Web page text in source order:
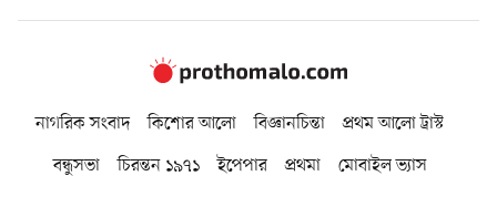
নাগরিক সংবাদ কিশোর আলো বিজ্ঞানচিন্তা
প্রথম আলো ট্রাস্ট
বন্ধুসভা
চিরন্তন ১৯৭১ ইপেপার প্রথমা মোবাইল ভ্যাস